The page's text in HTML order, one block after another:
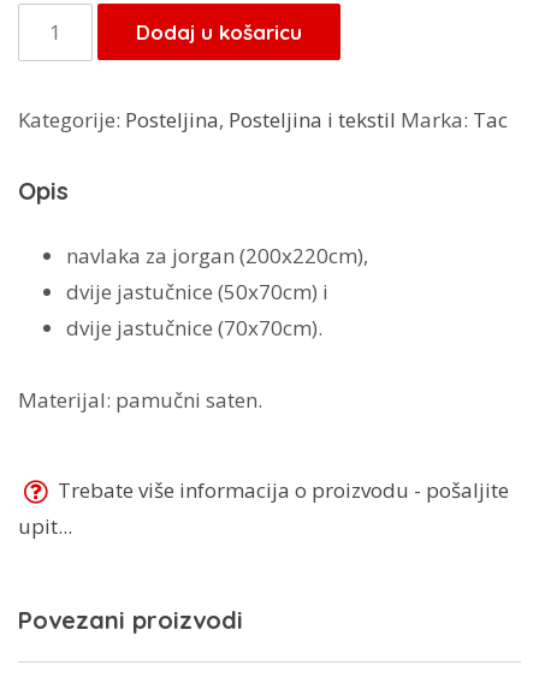
je:
160,00 KM.
posteljina
Mood
količina
Dodaj u košaricu
Kategorije: Posteljina, Posteljina i tekstil Marka: Tac
Opis
navlaka za jorgan (200x220cm),
dvije jastučnice (50x70cm) i
dvije jastučnice (70x70cm).
Materijal: pamučni saten.
Trebate više informacija o proizvodu - pošaljite
upit...
Povezani proizvodi